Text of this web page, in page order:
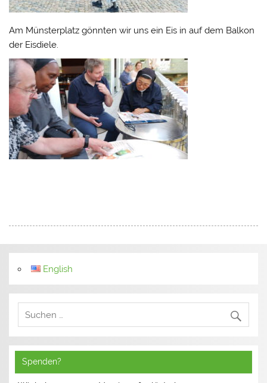
Am Münsterplatz gönnten wir uns ein Eis in auf dem Balkon
der Eisdiele.
English
Spenden?